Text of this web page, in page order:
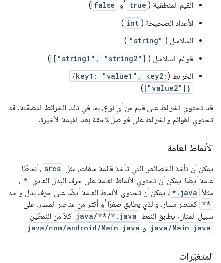
القيم المنطقية ( true أو false
)
الأعداد الصحيحة ( int
)
السلاسل ( "string"
)
قوائم السلاسل ( ["string1", "string2"]
)
الخرائط ( {key1: "value1", key2:
["value2"]}
)
قد تحتوي الخرائط على قيم من أي نوع، بما في ذلك الخرائط المضمّنة. قد
تحتوي القوائم والخرائط على فواصل لاحقة بعد القيمة الأخيرة.
الأنماط العامة
يمكن أن تأخذ الخصائص التي تأخذ قائمة ملفات، مثل srcs ، أنماطًا
عامة أيضًا. يمكن أن تحتوي الأنماط العامة على حرف البدل العادي * ،
مثلاً *.java . يمكن أن تحتوي الأنماط العامة أيضًا على حرف بدل واحد
** كعنصر مسار، والذي يطابق صفرًا أو أكثر من عناصر المسار. على
سبيل المثال، يطابق النمط java/**/*.java كلاً من النمطَين
java/Main.java و java/com/android/Main.java
.
المتغيّرات